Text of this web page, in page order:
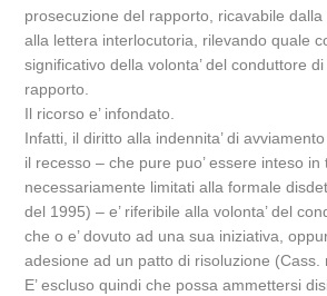
prosecuzione del rapporto, ricavabile
alla lettera interlocutoria, rilevando quale
significativo della volonta’ del conduttore
rapporto.
Il ricorso e’ infondato.
Infatti, il diritto alla indennita’ di
il recesso – che pure puo’ essere inteso
necessariamente limitati alla formale
del 1995) – e’ riferibile alla volonta’ del
che o e’ dovuto ad una sua iniziativa,
adesione ad un patto di risoluzione (Cass.
E’ escluso quindi che possa ammettersi